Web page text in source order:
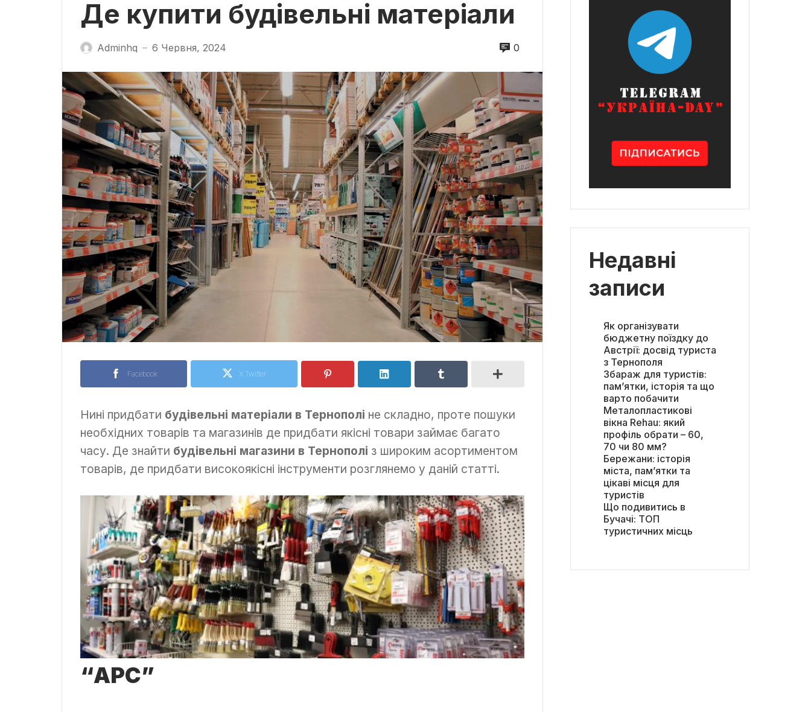
Де купити будівельні матеріали
Adminhq — 6 Червня, 2024 0
Facebook X Twitter
Нині придбати будівельні матеріали в Тернополі не складно, проте пошуки
необхідних товарів та магазинів де придбати якісні товари займає багато
часу. Де знайти будівельні магазини в Тернополі з широким асортиментом
товарів, де придбати високоякісні інструменти розглянемо у даній статті.
“АРС”
Недавні
записи
Як організувати
бюджетну поїздку до
Австрії: досвід туриста
з Тернополя
Збараж для туристів:
пам’ятки, історія та що
варто побачити
Металопластикові
вікна Rehau: який
профіль обрати – 60,
70 чи 80 мм?
Бережани: історія
міста, пам’ятки та
цікаві місця для
туристів
Що подивитись в
Бучачі: ТОП
туристичних місць